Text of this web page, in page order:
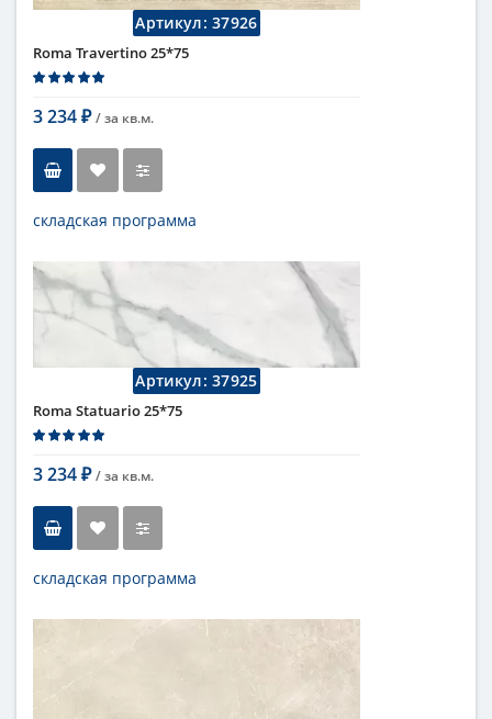
Артикул:37926
Roma Travertino 25*75
3 234 ₽ / за кв.м.
складская программа
Длина
Высота
25 см
бежевый
Поверхность
матовая
Fap Ceramiche
Артикул:37925
Roma Statuario 25*75
3 234 ₽ / за кв.м.
складская программа